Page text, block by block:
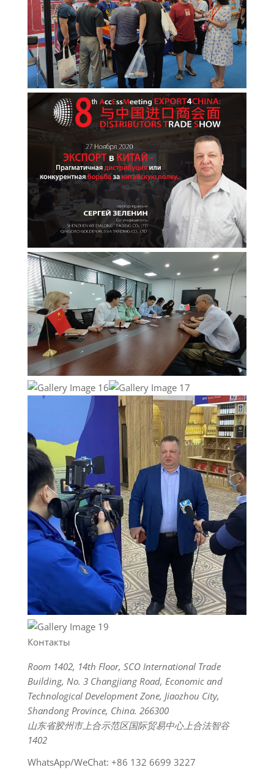
Контакты
Room 1402, 14th Floor, SCO International Trade
Building, No. 3 Changjiang Road, Economic and
Technological Development Zone, Jiaozhou City,
Shandong Province, China. 266300
山东省胶州市上合示范区国际贸易中心上合法智谷
1402
WhatsApp/WeChat: +86 132 6699 3227